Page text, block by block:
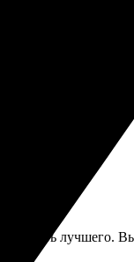
фото, выбрала
ничего не
снова.
желать лучшего.